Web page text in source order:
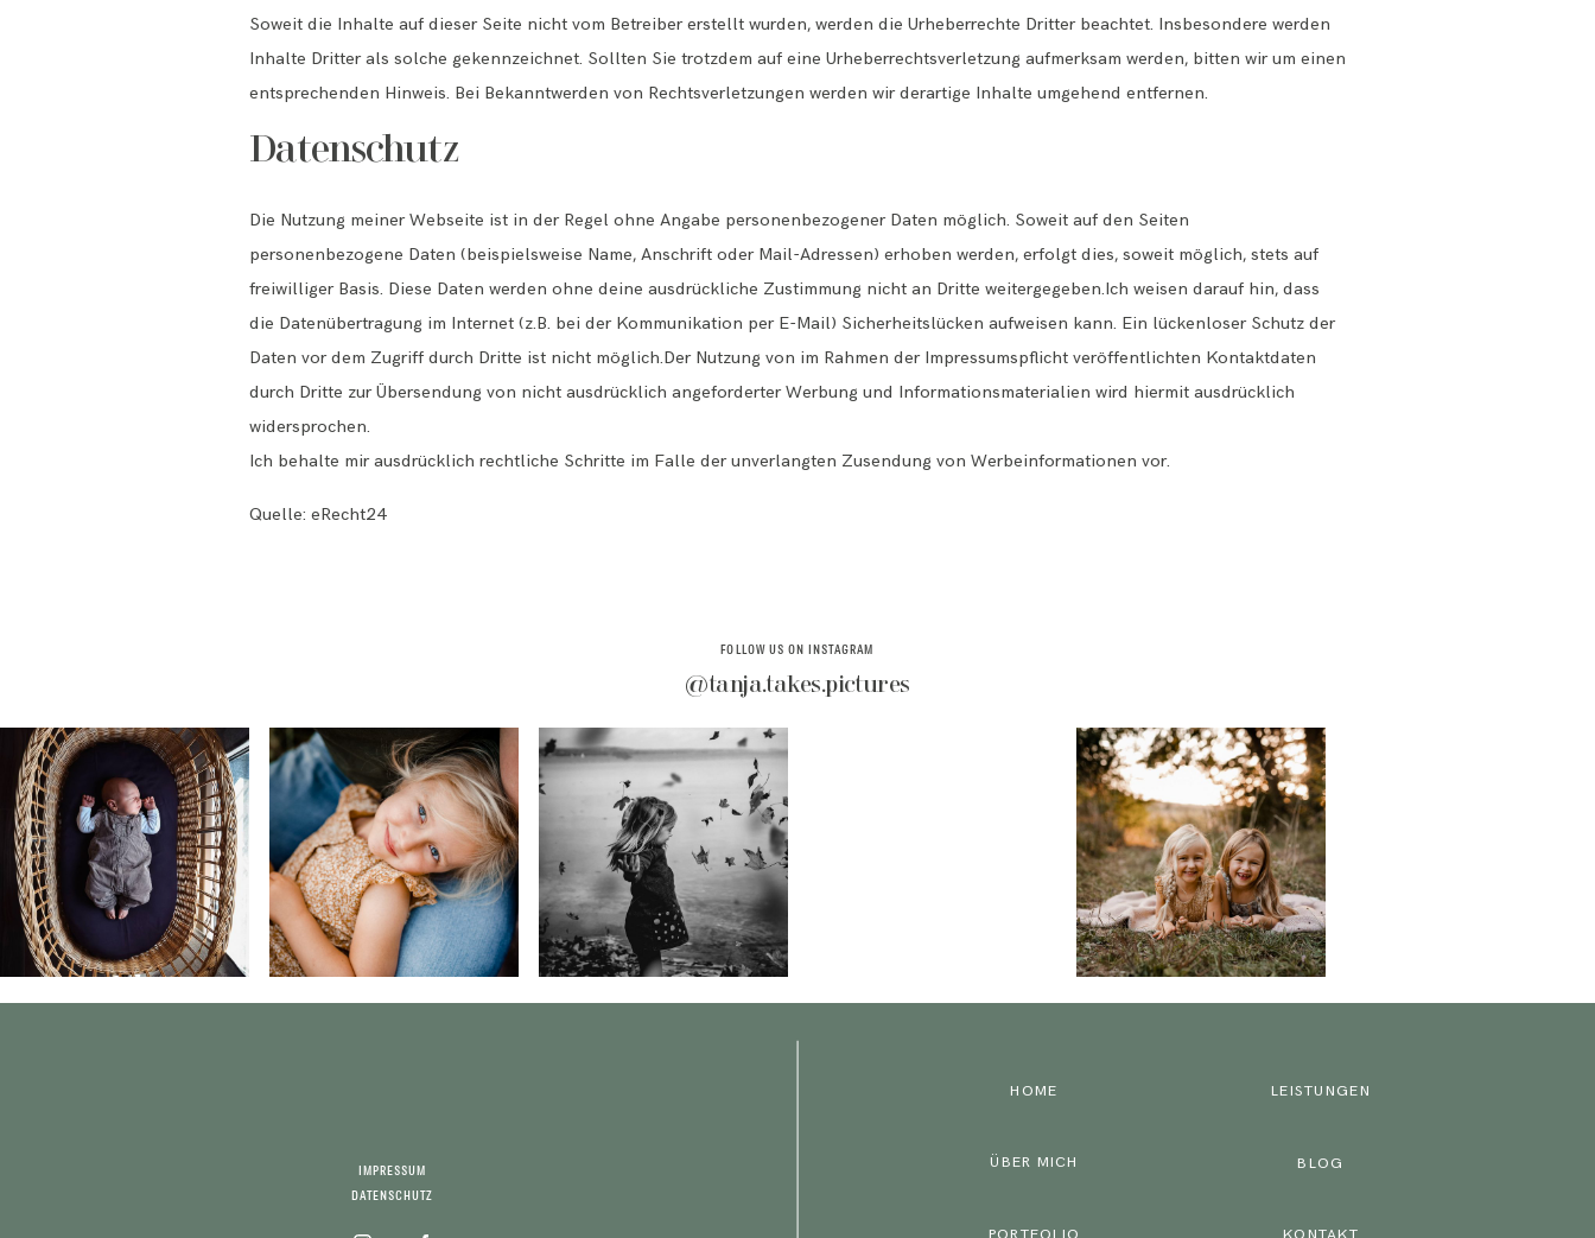
Soweit die Inhalte auf dieser Seite nicht vom Betreiber erstellt wurden, werden die Urheberrechte Dritter beachtet. Insbesondere werden
Inhalte Dritter als solche gekennzeichnet. Sollten Sie trotzdem auf eine Urheberrechtsverletzung aufmerksam werden, bitten wir um einen
entsprechenden Hinweis. Bei Bekanntwerden von Rechtsverletzungen werden wir derartige Inhalte umgehend entfernen.
Datenschutz
Die Nutzung meiner Webseite ist in der Regel ohne Angabe personenbezogener Daten möglich. Soweit auf den Seiten
personenbezogene Daten (beispielsweise Name, Anschrift oder Mail-Adressen) erhoben werden, erfolgt dies, soweit möglich, stets auf
freiwilliger Basis. Diese Daten werden ohne deine ausdrückliche Zustimmung nicht an Dritte weitergegeben.Ich weisen darauf hin, dass
die Datenübertragung im Internet (z.B. bei der Kommunikation per E-Mail) Sicherheitslücken aufweisen kann. Ein lückenloser Schutz der
Daten vor dem Zugriff durch Dritte ist nicht möglich.Der Nutzung von im Rahmen der Impressumspflicht veröffentlichten Kontaktdaten
durch Dritte zur Übersendung von nicht ausdrücklich angeforderter Werbung und Informationsmaterialien wird hiermit ausdrücklich
widersprochen.
Ich behalte mir ausdrücklich rechtliche Schritte im Falle der unverlangten Zusendung von Werbeinformationen vor.
Quelle: eRecht24
FOLLOW US ON INSTAGRAM
@tanja.takes.pictures
LEISTUNGEN
HOME
IMPRESSUM
DATENSCHUTZ
ÜBER MICH BLOG